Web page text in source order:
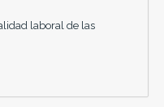
laboral de las